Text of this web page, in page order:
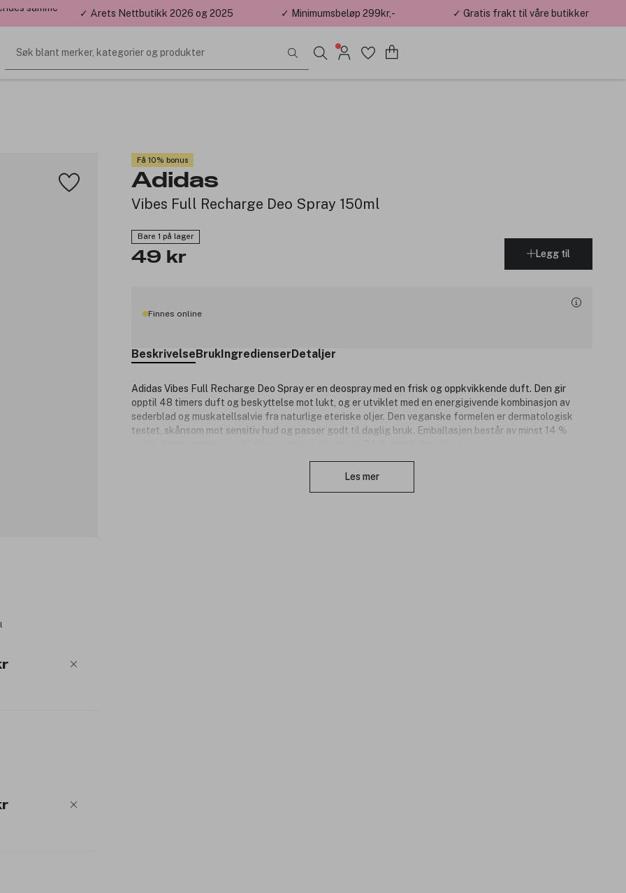
samme ✓ Årets Nettbutikk 2026 og 2025 ✓ Minimumsbeløp 299kr,- ✓ Gratis frakt til våre butikker
Søk blant merker, kategorier og produkter
Få 10% bonus
Adidas
Vibes Full Recharge Deo Spray 150ml
Bare 1 på lager
49 kr Legg til
Finnes online
BeskrivelseBrukIngredienserDetaljer
Adidas Vibes Full Recharge Deo Spray er en deospray med en frisk og oppkvikkende duft. Den gir
opptil 48 timers duft og beskyttelse mot lukt, og er utviklet med en energigivende kombinasjon av
sederblad og muskatellsalvie fra naturlige eteriske oljer. Den veganske formelen er dermatologisk
testet, skånsom mot sensitiv hud og passer godt til daglig bruk. Emballasjen består av minst 14 %
Les mer